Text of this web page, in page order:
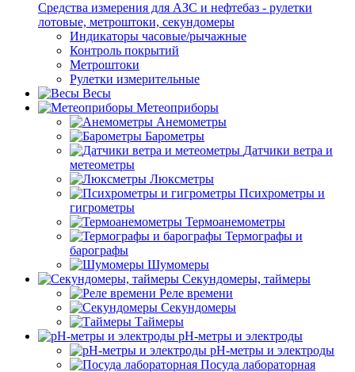
Средства измерения для АЗС и нефтебаз - рулетки
лотовые, метроштоки, секундомеры
Индикаторы часовые/рычажные
Контроль покрытий
Метроштоки
Рулетки измерительные
Весы
Метеоприборы
Анемометры
Барометры
Датчики ветра и
метеометры
Люксметры
Психрометры и
гигрометры
Термоанемометры
Термографы и
барографы
Шумомеры
Секундомеры, таймеры
Реле времени
Секундомеры
Таймеры
pH-метры и электроды
pH-метры и электроды
Посуда лабораторная